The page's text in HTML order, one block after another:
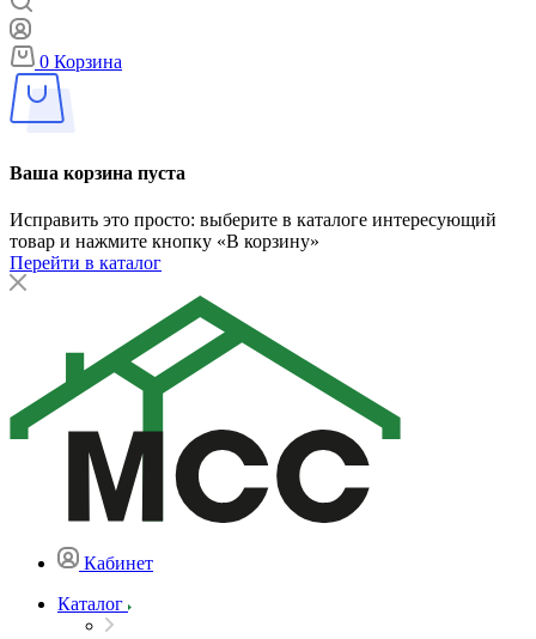
0 Корзина
Ваша корзина пуста
Исправить это просто: выберите в каталоге интересующий
товар и нажмите кнопку «В корзину»
Перейти в каталог
Кабинет
Каталог